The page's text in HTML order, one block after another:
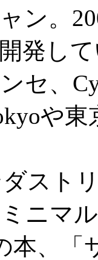
ン。
発し
セ、
や
スト
ニマ
本、「